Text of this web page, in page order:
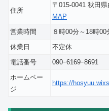
住所
〒015-0041 秋田
MAP
営業時間
８時00分～18時00
休業日
不定休
電話番号
090ｰ6169ｰ8691
ホームペー
ジ
https://